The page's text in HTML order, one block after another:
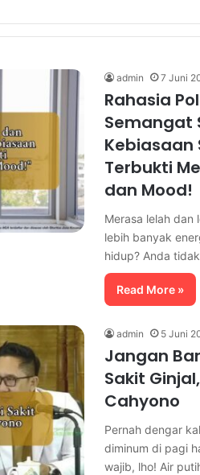
admin 7 Juni
Rahasia
Semangat
Kebiasaan
Terbukti
dan Mood!
Merasa lelah dan
lebih banyak
hidup? Anda
Read More »
admin 5 Juni
Jangan
Sakit
Cahyono
Pernah dengar
diminum di pagi
wajib, lho! Air